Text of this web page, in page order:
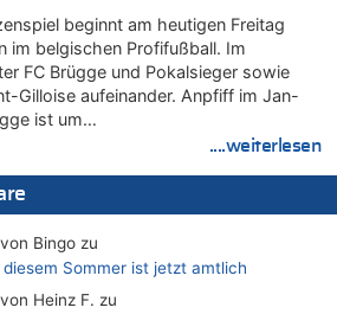
beginnt am heutigen Freitag
im belgischen Profifußball. Im
FC Brügge und Pokalsieger sowie
Gilloise aufeinander. Anpfiff im Jan-
ist um…
....weiterlesen
Bingo zu
Sommer ist jetzt amtlich
Heinz F. zu